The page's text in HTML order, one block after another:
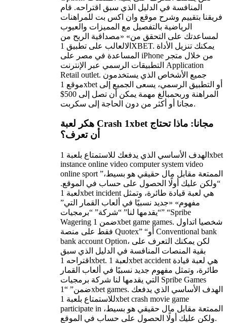
المنافسة في الدليل الذي سبق اقتراحه. قام
فريقنا بتقييم وشرح موقع وان اكس بت للمراهنات
الرياضية بالتفصيل مع المميزات والعيوب
لمساعدتك على التحقق من» «مصداقية الربح من
الالعالب على تطبيق 1XBET. يمكنك تنزيل الأداة
المساعدة في مصر على iPhone من خلال متجر
التطبيقات الرسمي عبر الإنترنت Application
Retail outlet. جميع الأشخاص الذي يستخدمون
موقع 1xbet أو التطبيق الرسمي، يسعى الجميع إلى
المراهنة وربحمبالغ مهمة يمكن أن تصل إلى 500$
مجانا أو أكثر من دون الحاجة إلى سكربت.
هكر لعبة Crash 1xbet مجانا: ماذا تحتاج
أن تعرف؟
الهدف الأساسي الذي يدفعك للاستمتاع بلعبة 1xbet
instance online video computer system video
online sport الممتعة مقابل مال حقيقي هو بسيط،”
“ولكن عليك أولًا الحصول على حساب في الموقع.
لعبة 1xbet incident هي لعبة قيادة طائرة، وتمثل
مفهوم» «جديد نسبيًا في ألعاب القمار التي”
“يقدمها لنا” “شركة” “برمجيات” “Spribe
Wagering ضمن 1xbet game games. شخصيا اتداول
فقط على منصة Quotex” “أو Conventional bank
bank account Option، لكن يمكنك التعرف على
بقية المنصات المنافسة في الدليل الذي سبق
اقتراحه 1xbet. لعبة 1xbet accident هي لعبة قيادة
طائرة، وتمثل مفهوم جديد نسبيًا في ألعاب القمار
التي يقدمها لنا شركة برمجيات Spribe Games
ضمن” “1xbet games. الهدف الأساسي الذي يدفعك
للاستمتاع بلعبة 1xbet crash movie game
participate in الممتعة مقابل مال حقيقي هو بسيط،
ولكن عليك أولًا الحصول على حساب في الموقع.